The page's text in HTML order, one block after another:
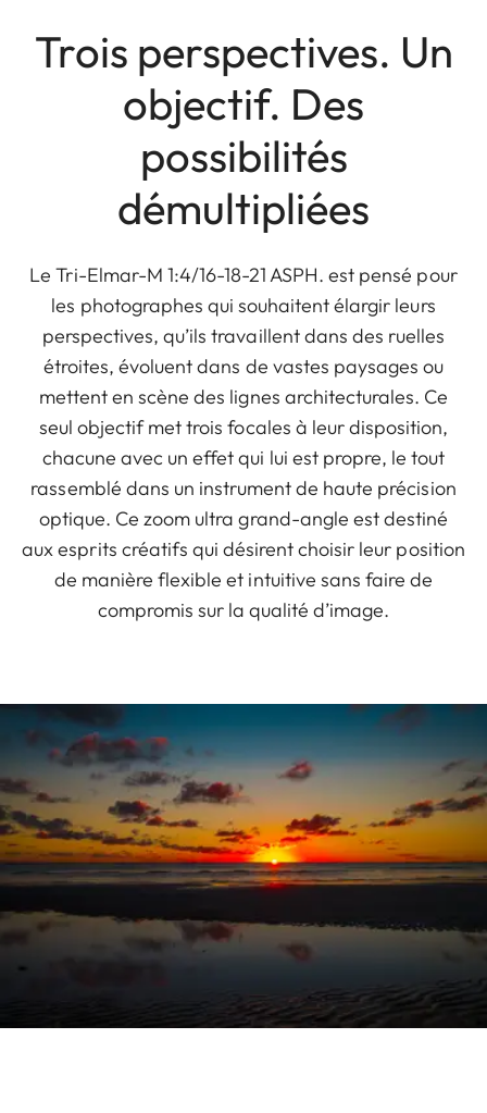
Trois perspectives. Un
objectif. Des
possibilités
démultipliées
Le Tri-Elmar-M 1:4/16-18-21 ASPH. est pensé pour
les photographes qui souhaitent élargir leurs
perspectives, qu’ils travaillent dans des ruelles
étroites, évoluent dans de vastes paysages ou
mettent en scène des lignes architecturales. Ce
seul objectif met trois focales à leur disposition,
chacune avec un effet qui lui est propre, le tout
rassemblé dans un instrument de haute précision
optique. Ce zoom ultra grand-angle est destiné
aux esprits créatifs qui désirent choisir leur position
de manière flexible et intuitive sans faire de
compromis sur la qualité d’image.